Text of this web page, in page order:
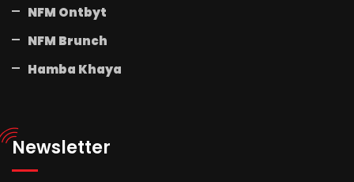
NFM Ontbyt
NFM Brunch
Hamba Khaya
Newsletter